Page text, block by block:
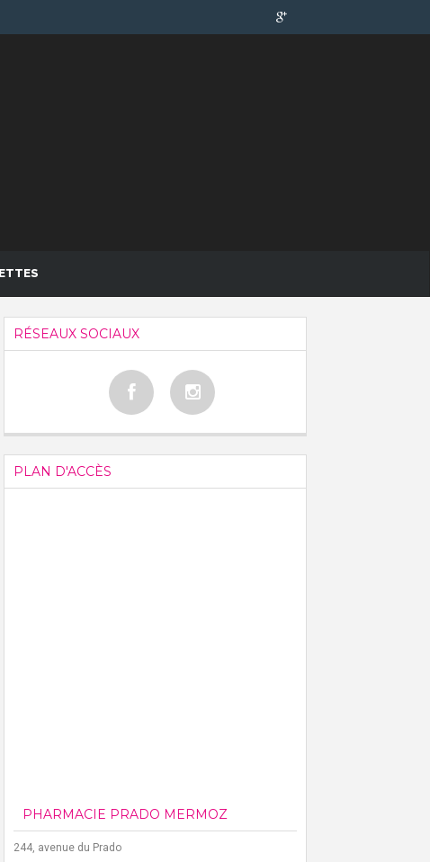
RÉSEAUX SOCIAUX
PLAN D'ACCÈS
PHARMACIE PRADO MERMOZ
244, avenue du Prado